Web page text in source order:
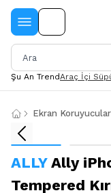
Şu An TrendAraç İçi
Ekran Koruyucular
ALLY Ally
Tempered